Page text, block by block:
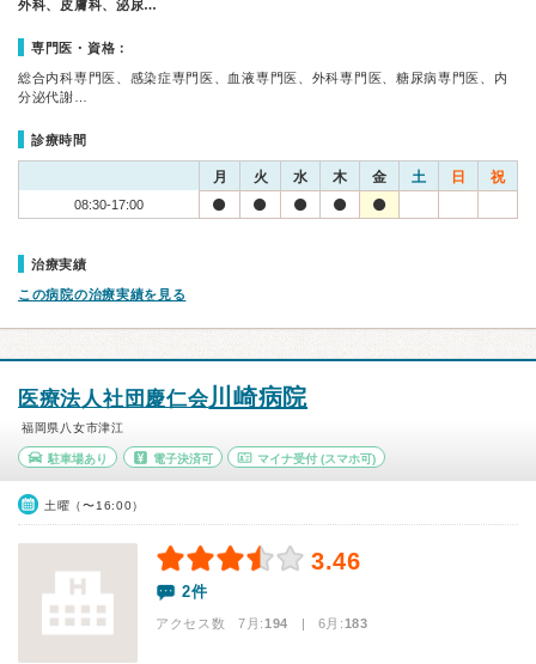
外科、皮膚科、泌尿…
専門医・資格：
総合内科専門医、感染症専門医、血液専門医、外科専門医、糖尿病専門医、内
分泌代謝…
診療時間
月 火 水 木 金 土 日 祝
08:30-17:00
治療実績
この病院の治療実績を見る
医療法人社団慶仁会川崎病院
福岡県八女市津江
駐車場あり 電子決済可 マイナ受付 (スマホ可)
土曜（〜16:00）
3.46
2件
アクセス数 7月:194 | 6月:183